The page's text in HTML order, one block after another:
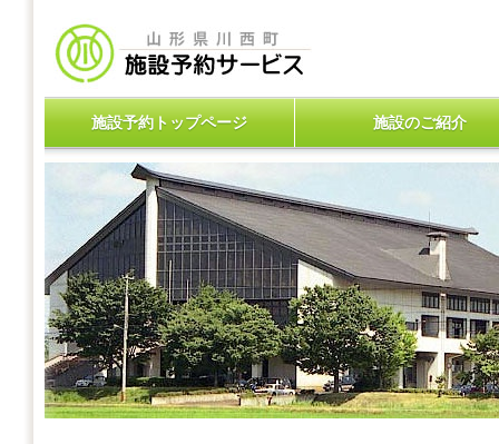
施設予約トップページ 施設のご紹介